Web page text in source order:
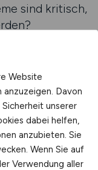
sind kritisch,
Feld – mit
ein SAP-
Stakeholdern
mit
Website
Davon
unserer
dabei helfen,
anzubieten. Sie
Wenn Sie auf
Verwendung aller